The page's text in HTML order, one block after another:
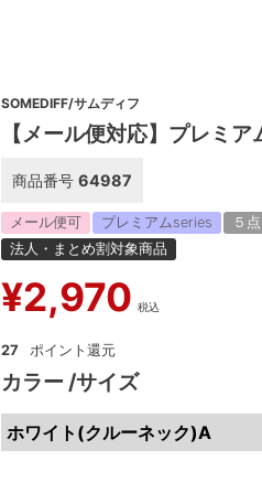
SOMEDIFF/サムディフ
【メール便対応】プレミ
商品番号 64987
メール便可 プレミアムseries
５
法人・まとめ割対象商品
¥2,970 税込
27
カラー サイズ
ホワイト(クルーネック)A